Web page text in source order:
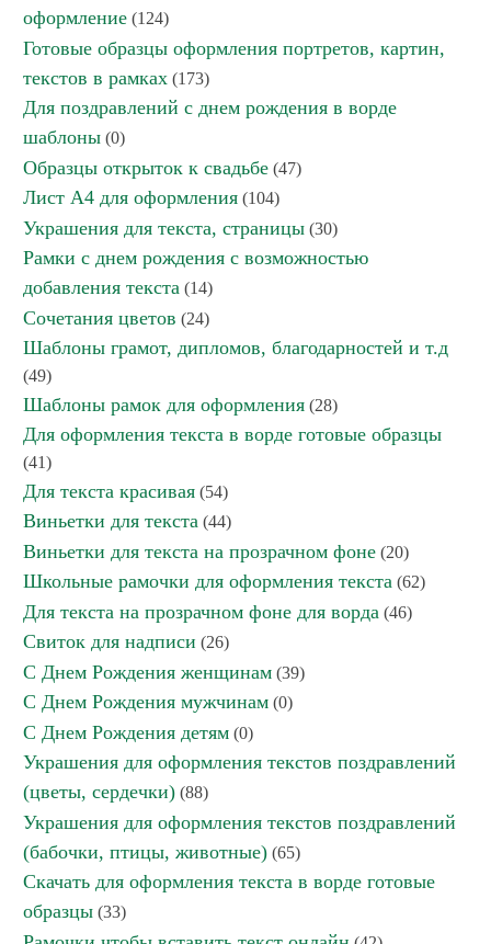
оформление (124)
Готовые образцы оформления портретов, картин,
текстов в рамках (173)
Для поздравлений с днем рождения в ворде
шаблоны (0)
Образцы открыток к свадьбе (47)
Лист А4 для оформления (104)
Украшения для текста, страницы (30)
Рамки с днем рождения с возможностью
добавления текста (14)
Сочетания цветов (24)
Шаблоны грамот, дипломов, благодарностей и т.д
(49)
Шаблоны рамок для оформления (28)
Для оформления текста в ворде готовые образцы
(41)
Для текста красивая (54)
Виньетки для текста (44)
Виньетки для текста на прозрачном фоне (20)
Школьные рамочки для оформления текста (62)
Для текста на прозрачном фоне для ворда (46)
Свиток для надписи (26)
С Днем Рождения женщинам (39)
С Днем Рождения мужчинам (0)
С Днем Рождения детям (0)
Украшения для оформления текстов поздравлений
(цветы, сердечки) (88)
Украшения для оформления текстов поздравлений
(бабочки, птицы, животные) (65)
Скачать для оформления текста в ворде готовые
образцы (33)